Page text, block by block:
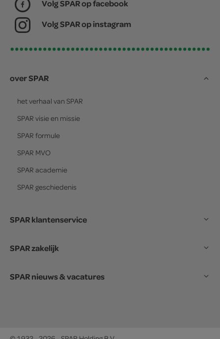
Volg SPAR op facebook
Volg SPAR op instagram
over SPAR
het verhaal van SPAR
SPAR visie en missie
SPAR formule
SPAR MVO
SPAR academie
SPAR geschiedenis
SPAR klantenservice
SPAR zakelijk
SPAR nieuws & vacatures